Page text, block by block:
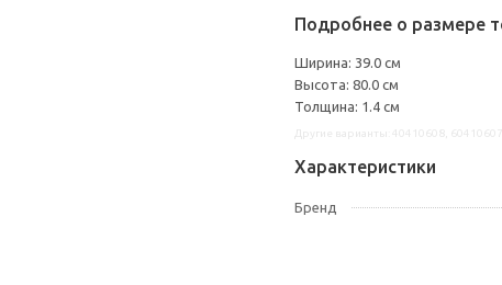
Подробнее о размере
Ширина: 39.0 см
Высота: 80.0 см
Толщина: 1.4 см
Характеристики
Бренд